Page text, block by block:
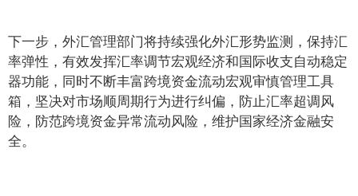
下一步，外汇管理部门将持续强化外汇形势监测，保持汇
率弹性，有效发挥汇率调节宏观经济和国际收支自动稳定
器功能，同时不断丰富跨境资金流动宏观审慎管理工具
箱，坚决对市场顺周期行为进行纠偏，防止汇率超调风
险，防范跨境资金异常流动风险，维护国家经济金融安
全。